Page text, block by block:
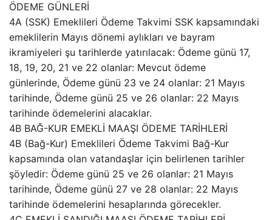
ÖDEME GÜNLERİ
4A (SSK) Emeklileri Ödeme Takvimi SSK kapsamındaki
emeklilerin Mayıs dönemi aylıkları ve bayram
ikramiyeleri şu tarihlerde yatırılacak: Ödeme günü 17,
18, 19, 20, 21 ve 22 olanlar: Mevcut ödeme
günlerinde, Ödeme günü 23 ve 24 olanlar: 21 Mayıs
tarihinde, Ödeme günü 25 ve 26 olanlar: 22 Mayıs
tarihinde ödemelerini alacaklar.
4B BAĞ-KUR EMEKLİ MAAŞI ÖDEME TARİHLERİ
4B (Bağ-Kur) Emeklileri Ödeme Takvimi Bağ-Kur
kapsamında olan vatandaşlar için belirlenen tarihler
şöyledir: Ödeme günü 25 ve 26 olanlar: 21 Mayıs
tarihinde, Ödeme günü 27 ve 28 olanlar: 22 Mayıs
tarihinde ödemelerini hesaplarında görecekler.